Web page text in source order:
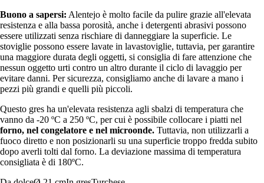
Buono a sapersi: Alentejo è molto facile da pulire grazie all'elevata
resistenza e alla bassa porosità, anche i detergenti abrasivi possono
essere utilizzati senza rischiare di danneggiare la superficie. Le
stoviglie possono essere lavate in lavastoviglie, tuttavia, per garantire
una maggiore durata degli oggetti, si consiglia di fare attenzione che
nessun oggetto urti contro un altro durante il ciclo di lavaggio per
evitare danni. Per sicurezza, consigliamo anche di lavare a mano i
pezzi più grandi e quelli più piccoli.
Questo gres ha un'elevata resistenza agli sbalzi di temperatura che
vanno da -20 ºC a 250 ºC, per cui è possibile collocare i piatti nel
forno, nel congelatore e nel microonde. Tuttavia, non utilizzarli a
fuoco diretto e non posizionarli su una superficie troppo fredda subito
dopo averli tolti dal forno. La deviazione massima di temperatura
consigliata è di 180ºC.